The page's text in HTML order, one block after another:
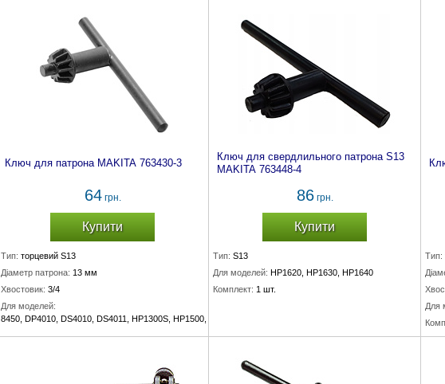
Ключ для патрона MAKITA 763430-3
64грн.
Купити
Тип: торцевий S13
Діаметр патрона: 13 мм
Хвостовик: 3/4
Для моделей:
8450, DP4010, DS4010, DS4011, HP1300S, HP1500, HP2030, HP2032, HP2040, HP2050, HP2050F, HP2070,
Комплект: 1 шт.
Ключ для свердлильного патрона S13
MAKITA 763448-4
86грн.
Купити
Тип: S13
Для моделей: HP1620, HP1630, HP1640
Комплект: 1 шт.
Тип:
Для